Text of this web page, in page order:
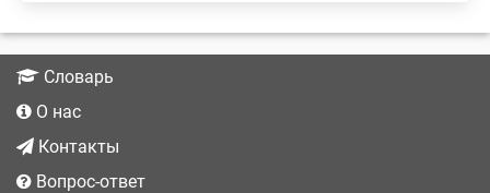
Словарь
О нас
Контакты
Вопрос-ответ